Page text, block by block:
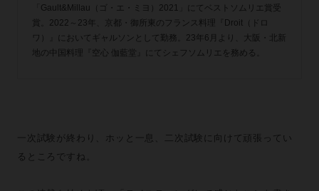
「Gault&Millau（ゴ・エ・ミヨ）2021」にてベストソムリエ賞受
賞。2022～23年、京都・御所東のフランス料理『Droit（ドロ
ワ）』においてギャルソンとして勤務。23年6月より、大阪・北新
地の中国料理『空心 伽藍堂』にてシェフソムリエを務める。
一次試験が終わり、ホッと一息、二次試験に向けて頑張ってい
るところですね。